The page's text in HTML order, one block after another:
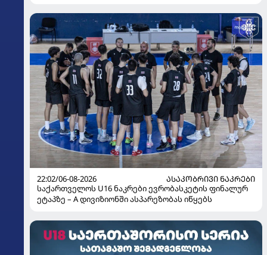
22:02/06-08-2026
ᲐᲡᲐᲙᲝᲑᲠᲘᲕᲘ ᲜᲐᲙᲠᲔᲑᲘ
საქართველოს U16 ნაკრები ევრობასკეტის ფინალურ
ეტაპზე – A დივიზიონში ასპარეზობას იწყებს